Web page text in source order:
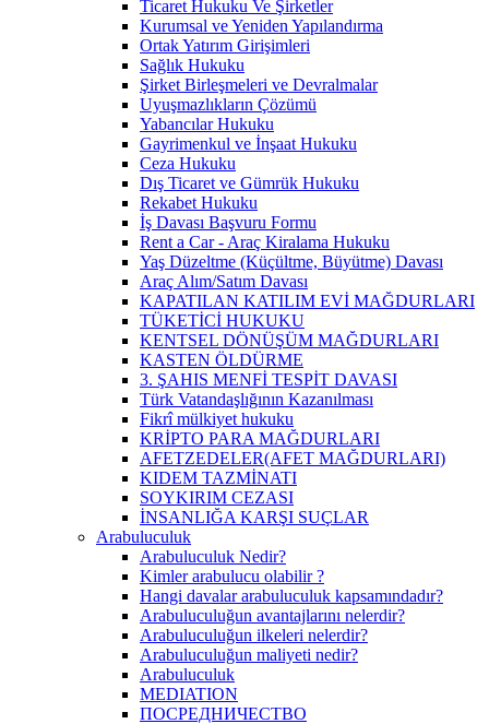
Ticaret Hukuku Ve Şirketler
Kurumsal ve Yeniden Yapılandırma
Ortak Yatırım Girişimleri
Sağlık Hukuku
Şirket Birleşmeleri ve Devralmalar
Uyuşmazlıkların Çözümü
Yabancılar Hukuku
Gayrimenkul ve İnşaat Hukuku
Ceza Hukuku
Dış Ticaret ve Gümrük Hukuku
Rekabet Hukuku
İş Davası Başvuru Formu
Rent a Car - Araç Kiralama Hukuku
Yaş Düzeltme (Küçültme, Büyütme) Davası
Araç Alım/Satım Davası
KAPATILAN KATILIM EVİ MAĞDURLARI
TÜKETİCİ HUKUKU
KENTSEL DÖNÜŞÜM MAĞDURLARI
KASTEN ÖLDÜRME
3. ŞAHIS MENFİ TESPİT DAVASI
Türk Vatandaşlığının Kazanılması
Fikrî mülkiyet hukuku
KRİPTO PARA MAĞDURLARI
AFETZEDELER(AFET MAĞDURLARI)
KIDEM TAZMİNATI
SOYKIRIM CEZASI
İNSANLIĞA KARŞI SUÇLAR
Arabuluculuk
Arabuluculuk Nedir?
Kimler arabulucu olabilir ?
Hangi davalar arabuluculuk kapsamındadır?
Arabuluculuğun avantajlarını nelerdir?
Arabuluculuğun ilkeleri nelerdir?
Arabuluculuğun maliyeti nedir?
Arabuluculuk
MEDIATION
ПОСРЕДНИЧЕСТВО